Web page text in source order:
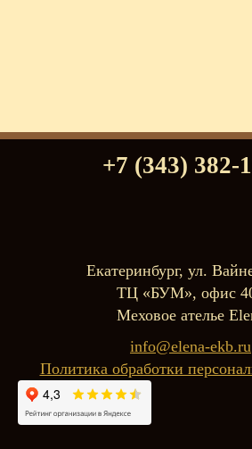
+7 (343) 382-
Екатеринбург, ул.
ТЦ «БУМ», офис
Меховое ателье
info@elena-ekb.ru
Политика обработки